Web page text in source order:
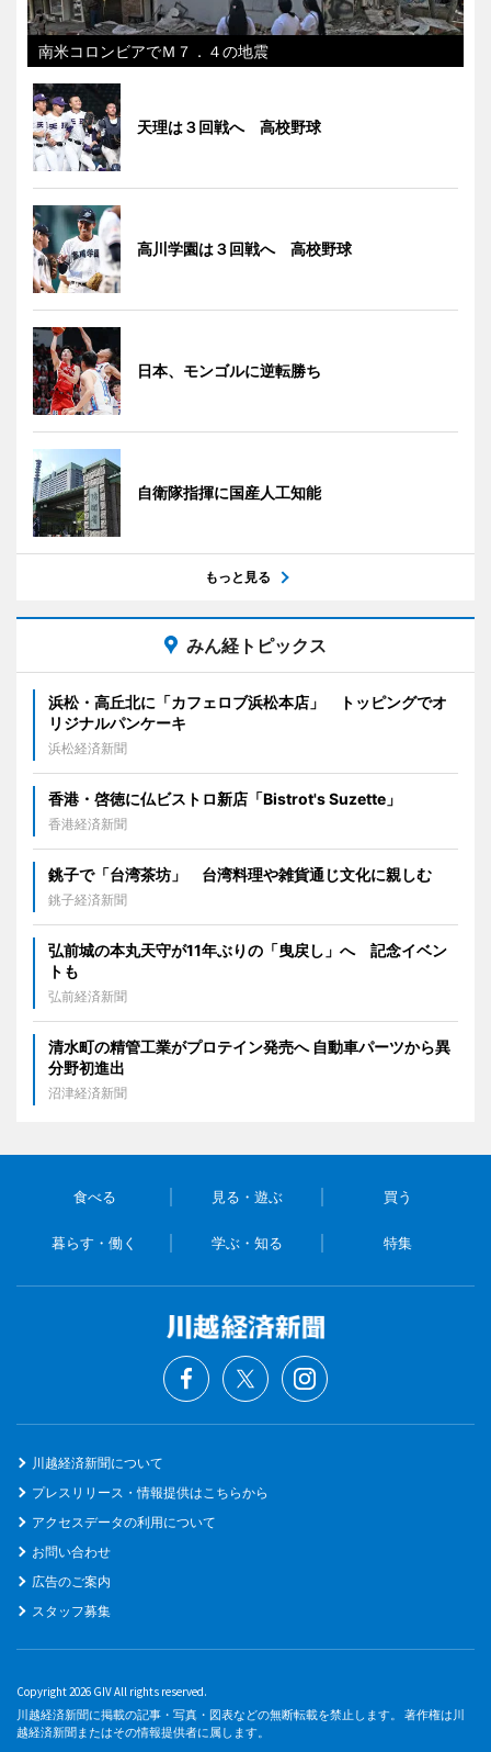
南米コロンビアでＭ７．４の地震
天理は３回戦へ 高校野球
高川学園は３回戦へ 高校野球
日本、モンゴルに逆転勝ち
自衛隊指揮に国産人工知能
もっと見る
みん経トピックス
浜松・高丘北に「カフェロブ浜松本店」 トッピングでオ
リジナルパンケーキ
浜松経済新聞
香港・啓徳に仏ビストロ新店「Bistrot's Suzette」
香港経済新聞
銚子で「台湾茶坊」 台湾料理や雑貨通じ文化に親しむ
銚子経済新聞
弘前城の本丸天守が11年ぶりの「曳戻し」へ 記念イベン
トも
弘前経済新聞
清水町の精管工業がプロテイン発売へ 自動車パーツから異
分野初進出
沼津経済新聞
食べる 見る・遊ぶ 買う
暮らす・働く 学ぶ・知る 特集
川越経済新聞について
プレスリリース・情報提供はこちらから
アクセスデータの利用について
お問い合わせ
広告のご案内
スタッフ募集
Copyright 2026 GIV All rights reserved.
川越経済新聞に掲載の記事・写真・図表などの無断転載を禁止します。 著作権は川
越経済新聞またはその情報提供者に属します。